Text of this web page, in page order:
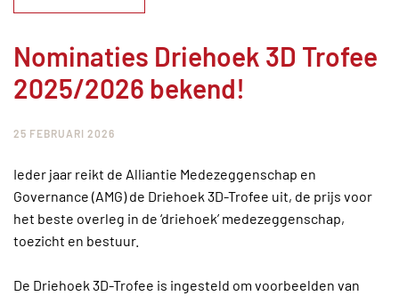
Nominaties Driehoek 3D Trofee
2025/2026 bekend!
25 FEBRUARI 2026
Ieder jaar reikt de Alliantie Medezeggenschap en
Governance (AMG) de Driehoek 3D-Trofee uit, de prijs voor
het beste overleg in de ‘driehoek’ medezeggenschap,
toezicht en bestuur.
De Driehoek 3D-Trofee is ingesteld om voorbeelden van